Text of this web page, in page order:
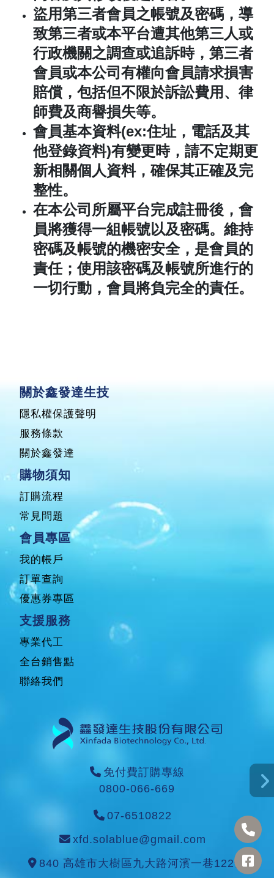
盜用第三者會員之帳號及密碼，導
致第三者或本平台遭其他第三人或
行政機關之調查或追訴時，第三者
會員或本公司有權向會員請求損害
賠償，包括但不限於訴訟費用、律
師費及商譽損失等。
會員基本資料(ex:住址，電話及其
他登錄資料)有變更時，請不定期更
新相關個人資料，確保其正確及完
整性。
在本公司所屬平台完成註冊後，會
員將獲得一組帳號以及密碼。維持
密碼及帳號的機密安全，是會員的
責任；使用該密碼及帳號所進行的
一切行動，會員將負完全的責任。
關於鑫發達生技
隱私權保護聲明
服務條款
關於鑫發達
購物須知
訂購流程
常見問題
會員專區
我的帳戶
訂單查詢
優惠券專區
支援服務
專業代工
全台銷售點
聯絡我們
免付費訂購專線
0800-066-669
07-6510822
xfd.solablue@gmail.com
840 高雄市大樹區九大路河濱一巷122號